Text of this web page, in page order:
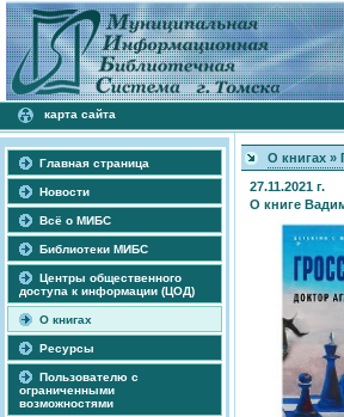
карта сайта
Главная страница
Новости
Всё о МИБС
Библиотеки МИБС
Центры общественного
доступа к информации (ЦОД)
О книгах
Ресурсы
Пользователю с
ограниченными
возможностями
О книгах »
27.11.2021 г.
О книге